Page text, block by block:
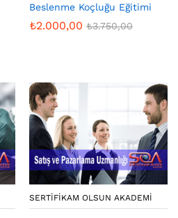
Beslenme Koçluğu Eğitimi
₺2.000,00 ₺3.750,00
SERTIFIKAM OLSUN AKADEMI